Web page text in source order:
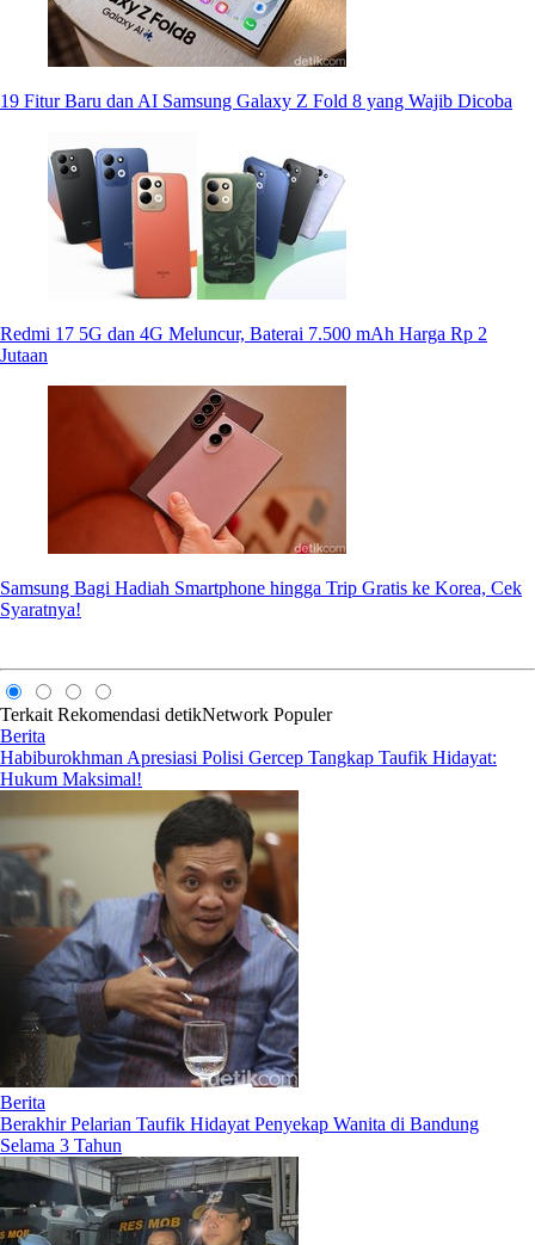
19 Fitur Baru dan AI Samsung Galaxy Z Fold 8 yang Wajib Dicoba
Redmi 17 5G dan 4G Meluncur, Baterai 7.500 mAh Harga Rp 2
Jutaan
Samsung Bagi Hadiah Smartphone hingga Trip Gratis ke Korea, Cek
Syaratnya!
Terkait Rekomendasi detikNetwork Populer
Berita
Habiburokhman Apresiasi Polisi Gercep Tangkap Taufik Hidayat:
Hukum Maksimal!
Berita
Berakhir Pelarian Taufik Hidayat Penyekap Wanita di Bandung
Selama 3 Tahun